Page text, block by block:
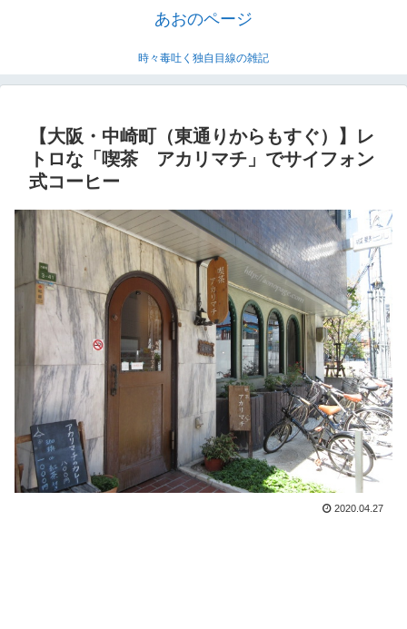
あおのページ
時々毒吐く独自目線の雑記
【大阪・中崎町（東通りからもすぐ）】レ
トロな「喫茶 アカリマチ」でサイフォン
式コーヒー
2020.04.27